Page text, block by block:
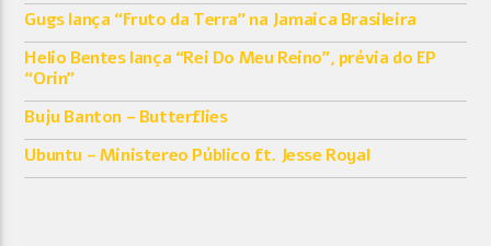
Gugs lança “Fruto da Terra” na Jamaica Brasileira
Helio Bentes lança “Rei Do Meu Reino”, prévia do EP
“Orin”
Buju Banton – Butterflies
Ubuntu – Ministereo Público ft. Jesse Royal